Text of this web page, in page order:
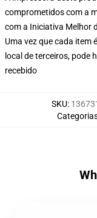
comprometidos com a
com a Iniciativa Melhor
Uma vez que cada item
local de terceiros, pode
recebido
SKU: